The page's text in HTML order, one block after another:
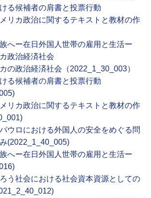
る候補者の肩書と投票行動
リカ政治に関するテキストと教材の作
へー在日外国人世帯の雇用と生活ー
政治経済社会
の政治経済社会（2022_1_30_003）
る候補者の肩書と投票行動
リカ政治に関するテキストと教材の作
ウロにおける外国人の安全をめぐる問
(2022_1_40_005)
へー在日外国人世帯の雇用と生活ー
う社会における社会資本資源としての